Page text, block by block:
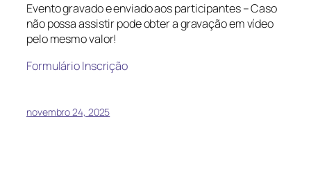
Evento gravado e enviado aos participantes – Caso
não possa assistir pode obter a gravação em vídeo
pelo mesmo valor!
Formulário Inscrição
novembro 24, 2025